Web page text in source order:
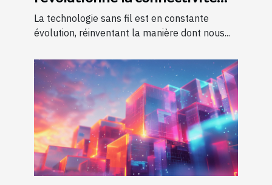
internet
La technologie sans fil est en constante
évolution, réinventant la manière dont nous...